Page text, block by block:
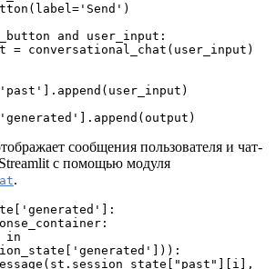
and user_input:
output = conversational_chat(user_input)
сообщения пользователя и чат-
с помощью модуля
.